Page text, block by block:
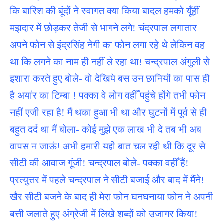
कि बारिश की बूंदों ने स्वागत क्या किया बादल हमको यूँहीं
मझदार में छोड़कर तेजी से भागने लगे! चंद्रपाल लगातार
अपने फोन से इंद्रसिंह नेगी का फोन लगा रहे थे लेकिन वह
था कि लगने का नाम ही नहीं ले रहा था! चन्द्रपाल अंगुली से
इशारा करते हुए बोले- वो देखिये बस उन छानियों का पास ही
है अयांर का टिम्बा ! पक्का वे लोग वहीँ पहुंचे होंगे तभी फोन
नहीं एजी रहा है! मैं थका हुआ भी था और घुटनों में पूर्व से ही
बहुत दर्द था मैं बोला- कोई मुझे एक लाख भी दे तब भी अब
वापस न जाऊं! अभी हमारी यही बात चल रही थी कि दूर से
सीटी की आवाज गूंजी! चन्द्रपाल बोले- पक्का वहीँ हैं!
प्रत्युत्तर में पहले चन्द्रपाल ने सीटी बजाई और बाद में मैंने!
खैर सीटी बजने के बाद ही मेरा फोन घनघनाया फोन ने अपनी
बत्ती जलाते हुए अंग्रेजी में लिखे शब्दों को उजागर किया!